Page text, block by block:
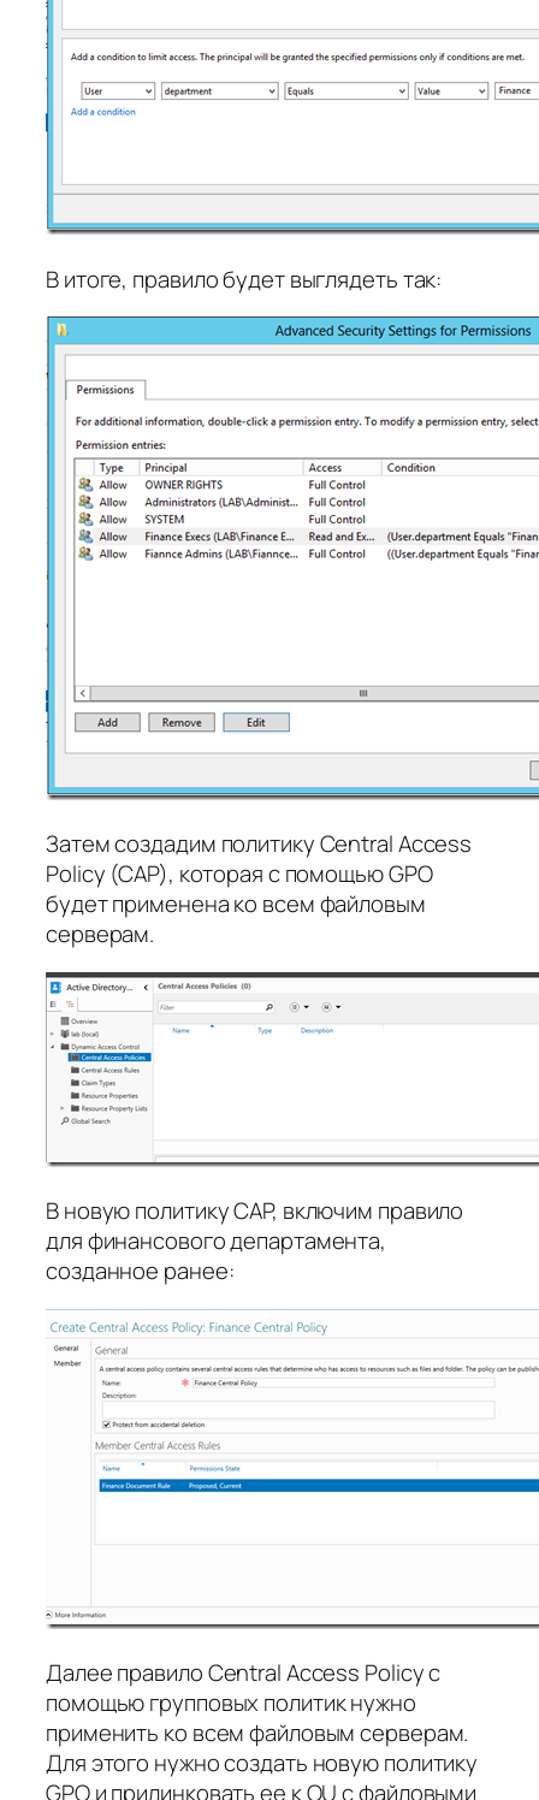
В итоге, правило будет выглядеть так:
Затем создадим политику Central Access
Policy (CAP), которая с помощью GPO
будет применена ко всем файловым
серверам.
В новую политику CAP, включим правило
для финансового департамента,
созданное ранее:
Далее правило Central Access Policy с
помощью групповых политик нужно
применить ко всем файловым серверам.
Для этого нужно создать новую политику
GPO и прилинковать ее к OU с файловыми